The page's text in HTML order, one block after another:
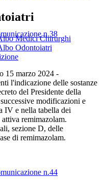
Medici Chirurghi
Odontoiatri
marzo 2024 -
l'indicazione delle sostanze
del Presidente della
modificazioni e
IV e nella tabella dei
remimazolam.
sezione D, delle
di remimazolam.